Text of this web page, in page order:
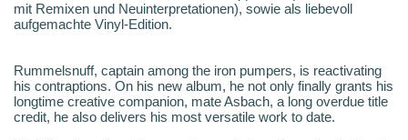
mit Remixen und Neuinterpretationen), sowie als liebevoll
aufgemachte Vinyl-Edition.
Rummelsnuff, captain among the iron pumpers, is reactivating
his contraptions. On his new album, he not only finally grants his
longtime creative companion, mate Asbach, a long overdue title
credit, he also delivers his most versatile work to date.